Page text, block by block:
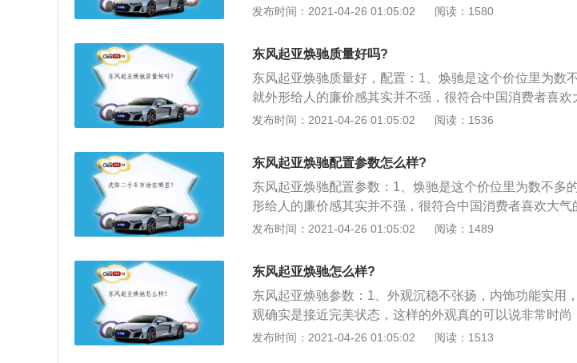
的线条组合，随心所欲却能顺应时代潮流，尾灯更是极具
饰用料在当前等级的车型中不算优秀；2、中控屏下方的
行车安全，缺乏软材料的包围，让内饰与豪华感就此绝缘
围欠缺惊艳的纹路装饰，欠缺年轻气息。说真心话，比
驰的内饰就比较缺乏挡次感了的；3、动力方面，起亚焕
17款1.4LAT豪华版Deluxe\"，起亚焕驰装配了排量为1.4
力显得不足，起步感觉没有力气，爬坡有点吃力。变换挡
速箱，升降挡规则还算科学，但有时不够积极，速度略低
和YARiSL致享相比，差距还是比较明显的。
发布时间：2021-04-26 01:05:02 阅读：1580
东风起亚焕驰质量好吗?
东风起亚焕驰质量好，配置：1、焕驰是这个价位里为数
就外形给人的廉价感其实并不强，很符合中国消费者喜
配的手动挡车型优惠下来裸车才4万块钱左右，是一个相
隔音水平比较差，不过纵观这个价位里的车型，焕驰算是
3、另一个是各个地方的用料都比较粗糙，但做工是好的
大优势。所以说在这个价位里，焕驰是一辆挺值得推荐的
发布时间：2021-04-26 01:05:02 阅读：1536
东风起亚焕驰配置参数怎么样?
东风起亚焕驰配置参数：1、焕驰是这个价位里为数不多
形给人的廉价感其实并不强，很符合中国消费者喜欢大气
手动挡车型优惠下来裸车才4万块钱左右，是一个相当具
平比较差，不过纵观这个价位里的车型，焕驰算是中等偏
个是各个地方的用料都比较粗糙，但做工是好的，这也是
所以说在这个价位里，焕驰是一辆挺值得推荐的家用三厢
发布时间：2021-04-26 01:05:02 阅读：1489
东风起亚焕驰怎么样?
东风起亚焕驰参数：1、外观沉稳不张扬，内饰功能实用
观确实是接近完美状态，这样的外观真的可以说非常时尚
饰的风格属于比较简约的，低调而实用。空间：整体尺寸
发布时间：2021-04-26 01:05:02 阅读：1513